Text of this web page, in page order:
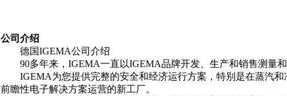
公司介绍
德国IGEMA公司介绍
90多年来，IGEMA一直以IGEMA品牌开发、生产和销售测量和
IGEMA为您提供完整的安全和经济运行方案，特别是在蒸汽和
前瞻性电子解决方案运营的新工厂。